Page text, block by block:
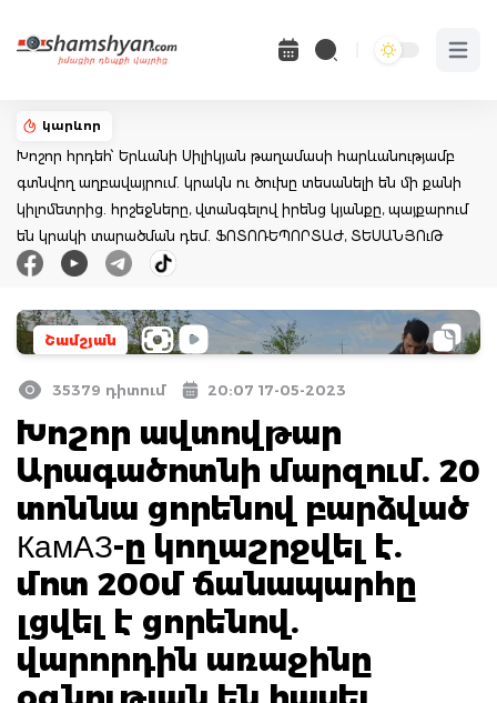
Open
կարևոր
Խոշոր հրդեհ՝ Երևանի Սիլիկյան թաղամասի հարևանությամբ
գտնվող աղբավայրում. կրակն ու ծուխը տեսանելի են մի քանի
կիլոմետրից. հրշեջները, վտանգելով իրենց կյանքը, պայքարում
են կրակի տարածման դեմ. ՖՈՏՈՌԵՊՈՐՏԱԺ, ՏԵՍԱՆՅՈւԹ
Շամշյան
35379 դիտում 20:07 17-05-2023
Խոշոր ավտովթար
Արագածոտնի մարզում. 20
տոննա ցորենով բարձված
КамАЗ-ը կողաշրջվել է.
մոտ 200մ ճանապարհը
լցվել է ցորենով.
վարորդին առաջինը